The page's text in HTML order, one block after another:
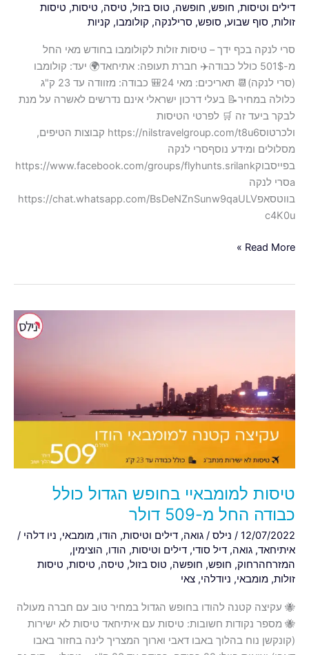
דילים וטיסות, חופש, חופשה, טוס בזול, טיסה, טיסות, טיסות
זולות, סוף שבוע, סופש, סרילנקה, קולומבו, קניות
סרי לנקה בכף ידך – טיסות זולות לקולומבו בחודש מאי החל
מ-501$ כולל כבודה✈️ חברת תעופה: אתיחאד🌍 יעד: קולומבו
(סרי לנקה)📆 תאריכים: מאי 24🎒 כבודה: מזוודה עד 23 ק"ג
כלולה במחיר📝 בעלי דרכון ישראלי אינם נדרשים לאשרה על מנת
לבקר ביעד זה 🛒 לפרטי הטיסות
ולכרטוסhttps://nilstravelgroup.com/t8u6 קבוצות הטיפים,
מסלולים ומידע נוסףסרי לנקה
בפייסבוקhttps://www.facebook.com/groups/flyhunts.srilank
aסרי לנקה
בווטסאפhttps://chat.whatsapp.com/BsDeNZnSunw9qaULV
c4K0u
Read More »
טיסות למומבאיי בחופש הגדול כולל
כבודה החל מ-509 דולר
12/07/2022
/ נילס / גואה, דילים וטיסות, הודו, מומבאי, ניו דלהי /
איתיחאד, גואה, דיל סודי, דילים וטיסות, הודו, הוצימין,
המזרחהרחוק, חופש, חופשה, טוס בזול, טיסה, טיסות, טיסות
זולות, מומבאי, ניודלהי, צאי
🐝 עקיצה קטנה להודו בחופש הגדול במחיר טוב עם חברה מעולה
🐝 מספר נקודות חשובות: טיסות עם איתיחאד טיסות לא ישירות
(קונקשן נוח בהלוך באבו דאבי וארוך המצריך לינה בחזור באבו
כולל
כבודה
החל
מ-509